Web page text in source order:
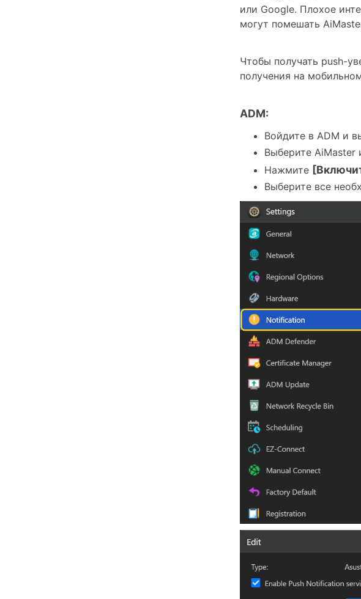
или Google. Плохое
могут помешать
Чтобы получать push-
получения на
ADM:
Войдите в ADM и
Выберите AiMaster
Нажмите
Выберите все